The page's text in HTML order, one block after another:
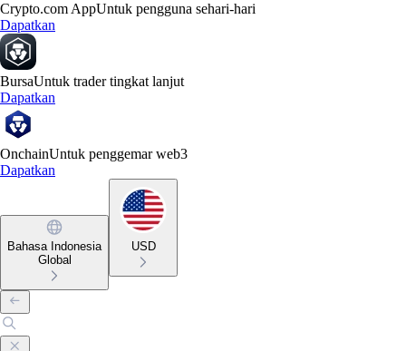
Crypto.com AppUntuk pengguna sehari-hari
Dapatkan
BursaUntuk trader tingkat lanjut
Dapatkan
OnchainUntuk penggemar web3
Dapatkan
Bahasa Indonesia
Global
USD